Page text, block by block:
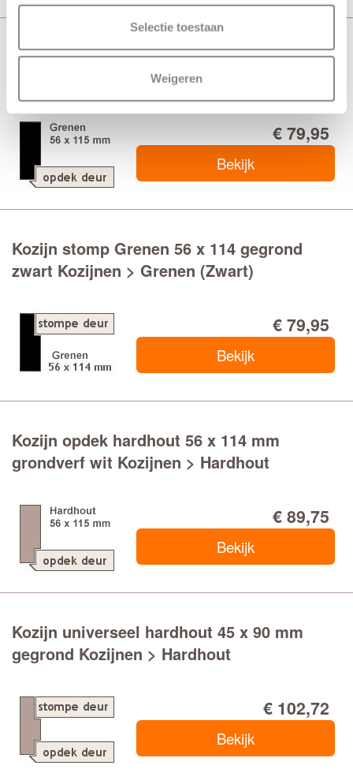
Selectie toestaan
Weigeren
Kozijn opdek grenen 56 x 115 mm
grondverf zwart Kozijnen > Grenen (Zwart)
€ 79,95
Bekijk
Kozijn stomp Grenen 56 x 114 gegrond
zwart Kozijnen > Grenen (Zwart)
€ 79,95
Bekijk
Kozijn opdek hardhout 56 x 114 mm
grondverf wit Kozijnen > Hardhout
€ 89,75
Bekijk
Kozijn universeel hardhout 45 x 90 mm
gegrond Kozijnen > Hardhout
€ 102,72
Bekijk